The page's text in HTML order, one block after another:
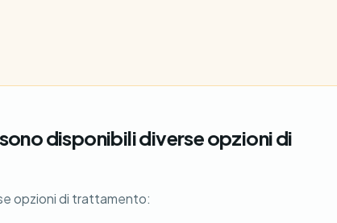
disponibili diverse opzioni di
opzioni di trattamento: